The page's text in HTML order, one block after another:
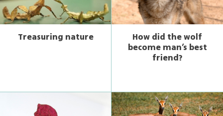
Treasuring nature
How did the wolf
become man’s best
friend?